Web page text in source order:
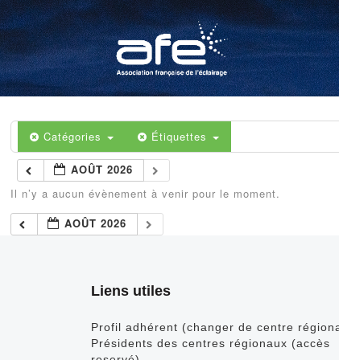
Catégories Étiquettes
AOÛT 2026
Il n’y a aucun évènement à venir pour le moment.
AOÛT 2026
Liens utiles
Profil adhérent (changer de centre
Présidents des centres régionaux (accès